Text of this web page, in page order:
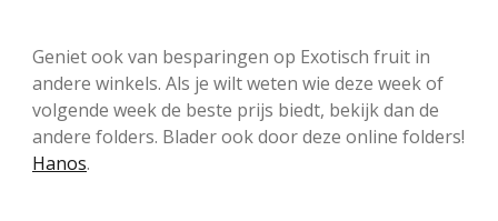
Geniet ook van besparingen op Exotisch fruit in
andere winkels. Als je wilt weten wie deze week of
volgende week de beste prijs biedt, bekijk dan de
andere folders. Blader ook door deze online folders!
Hanos.